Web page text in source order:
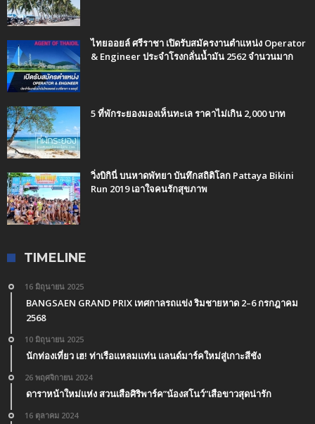
ไทยออยล์ ศรีราชา เปิดรับสมัครงานตำแหน่ง Operator
& Engineer ประจำโรงกลั่นน้ำมัน 2562 จำนวนมาก
5 ที่พักระยองมองเห็นทะเล ราคาไม่เกิน 2,000 บาท
วิ่งบิกินี่ บนหาดพัทยา บันทึกสถิติโลก Pattaya Bikini
Run 2019 เอาใจคนรักสุขภาพ
TIMELINE
16 มิถุนายน 2025
BANGSAEN GRAND PRIX เทศกาลรถแข่ง ริมชายหาด 2–6 กรกฎาคม
2568
10 มิถุนายน 2025
นักท่องเที่ยว เฮ! ท่าเรือแหลมแท่น แลนด์มาร์คใหม่สู่เกาะสีชัง
26 พฤศจิกายน 2024
ดาราหน้าใหม่แห่ง สวนเสือศิริพาร์ค”น้องสโนว์”เสือขาวสุดน่ารัก
16 ตุลาคม 2024